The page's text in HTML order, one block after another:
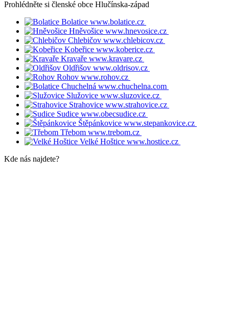
Prohlédněte si členské obce Hlučínska-západ
Bolatice www.bolatice.cz
Hněvošice www.hnevosice.cz
Chlebičov www.chlebicov.cz
Kobeřice www.koberice.cz
Kravaře www.kravare.cz
Oldřišov www.oldrisov.cz
Rohov www.rohov.cz
Chuchelná www.chuchelna.com
Služovice www.sluzovice.cz
Strahovice www.strahovice.cz
Sudice www.obecsudice.cz
Štěpánkovice www.stepankovice.cz
Třebom www.trebom.cz
Velké Hoštice www.hostice.cz
Kde nás najdete?